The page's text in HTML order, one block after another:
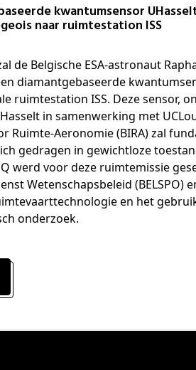
naar ruimtestation ISS
diamantgebaseerde
ruimtestation ISS. Deze sensor,
in samenwerking met
Ruimte-Aeronomie (BIRA) zal
gedragen in gewichtloze
werd voor deze ruimtemissie
Wetenschapsbeleid (BELSPO)
en het
onderzoek.